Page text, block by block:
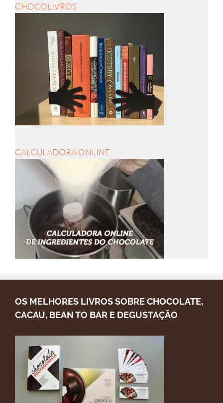
CHOCOLIVROS
CALCULADORA ONLINE
OS MELHORES LIVROS SOBRE CHOCOLATE,
CACAU, BEAN TO BAR E DEGUSTAÇÃO